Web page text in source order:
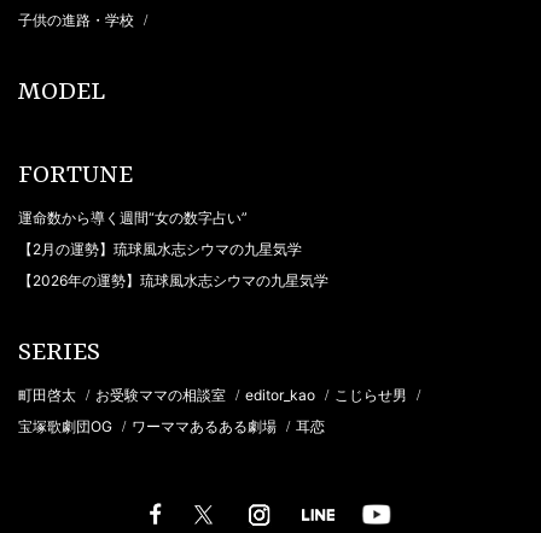
子供の進路・学校 /
MODEL
FORTUNE
運命数から導く週間“女の数字占い”
【2月の運勢】琉球風水志シウマの九星気学
【2026年の運勢】琉球風水志シウマの九星気学
SERIES
町田啓太 / お受験ママの相談室 / editor_kao / こじらせ男 /
宝塚歌劇団OG / ワーママあるある劇場 / 耳恋